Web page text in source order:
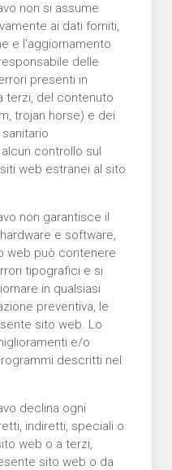
non si assume
ai dati forniti,
e l'aggiornamento
delle
presenti in
terzi, del contenuto
trojan horse) e dei
controllo sul
web estranei al sito
non garantisce il
e software,
web può contenere
tipografici e si
in qualsiasi
preventiva, le
sito web. Lo
e/o
descritti nel
declina ogni
indiretti, speciali o
web o a terzi,
sito web o da